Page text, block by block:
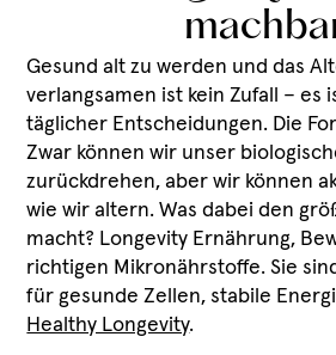
Gesund alt zu werden und das
verlangsamen ist kein Zufall – es
täglicher Entscheidungen. Die
Zwar können wir unser
zurückdrehen, aber wir können
wie wir altern. Was dabei den
macht? Longevity Ernährung,
richtigen Mikronährstoffe. Sie
für gesunde Zellen, stabile
Healthy Longevity.